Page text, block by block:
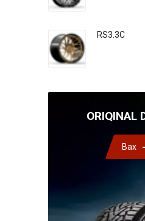
RS3.3C
ORIQINAL
Bax